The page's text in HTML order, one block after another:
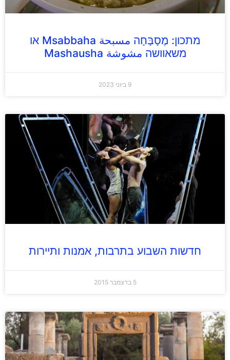
מתכון: מֶסָבָּחָה مسبحة Msabbaha או
משאוושה مشوشة Mashausha
9 ביוני 2023
חדשות השבוע בתרבות, אמנות ותיירות
5 בדצמבר 2015